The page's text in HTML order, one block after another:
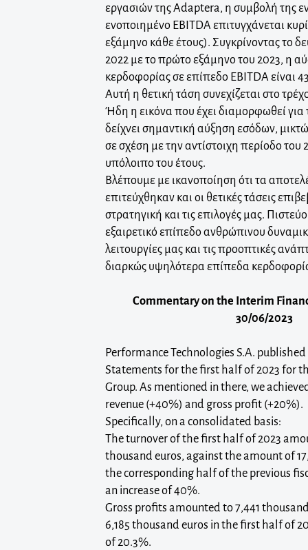
εργασιών της Adaptera, η συμβολή της
ενοποιημένο EBITDA επιτυγχάνεται
εξάμηνο κάθε έτους). Συγκρίνοντας το
2022 με το πρώτο εξάμηνο του 2023, η
κερδοφορίας σε επίπεδο EBITDA είναι
Αυτή η θετική τάση συνεχίζεται στο
Ήδη η εικόνα που έχει διαμορφωθεί για
δείχνει σημαντική αύξηση εσόδων,
σε σχέση με την αντίστοιχη περίοδο του
υπόλοιπο του έτους.
Βλέπουμε με ικανοποίηση ότι τα
επιτεύχθηκαν και οι θετικές τάσεις
στρατηγική και τις επιλογές μας.
εξαιρετικό επίπεδο ανθρώπινου
λειτουργίες μας και τις προοπτικές
διαρκώς υψηλότερα επίπεδα
Commentary on the Interim
30/06/2023
Performance Technologies S.A.
Statements for the first half of 2023 for
Group. As mentioned in there, we
revenue (+40%) and gross profit (+20%).
Specifically, on a consolidated basis:
The turnover of the first half of 2023
thousand euros, against the amount of
the corresponding half of the previous
an increase of 40%.
Gross profits amounted to 7,441
6,185 thousand euros in the first half of
of 20.3%.